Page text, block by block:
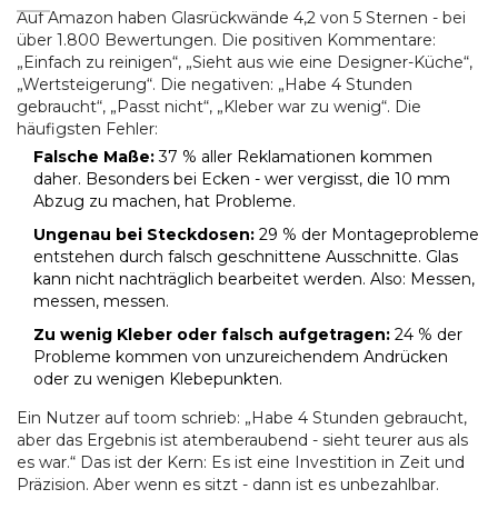
Auf Amazon haben Glasrückwände 4,2 von 5 Sternen - bei
über 1.800 Bewertungen. Die positiven Kommentare:
„Einfach zu reinigen“, „Sieht aus wie eine Designer-Küche“,
„Wertsteigerung“. Die negativen: „Habe 4 Stunden
gebraucht“, „Passt nicht“, „Kleber war zu wenig“. Die
häufigsten Fehler:
Falsche Maße:37 % aller Reklamationen kommen
daher. Besonders bei Ecken - wer vergisst, die 10 mm
Abzug zu machen, hat Probleme.
Ungenau bei Steckdosen: 29 % der Montageprobleme
entstehen durch falsch geschnittene Ausschnitte. Glas
kann nicht nachträglich bearbeitet werden. Also: Messen,
messen, messen.
Zu wenig Kleber oder falsch aufgetragen: 24 % der
Probleme kommen von unzureichendem Andrücken
oder zu wenigen Klebepunkten.
Ein Nutzer auf toom schrieb: „Habe 4 Stunden gebraucht,
aber das Ergebnis ist atemberaubend - sieht teurer aus als
es war.“ Das ist der Kern: Es ist eine Investition in Zeit und
Präzision. Aber wenn es sitzt - dann ist es unbezahlbar.